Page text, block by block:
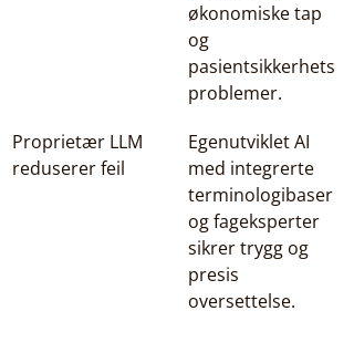
økonomiske tap
og
pasientsikkerhets
problemer.
Proprietær LLM
reduserer feil
Egenutviklet AI
med integrerte
terminologibaser
og fageksperter
sikrer trygg og
presis
oversettelse.